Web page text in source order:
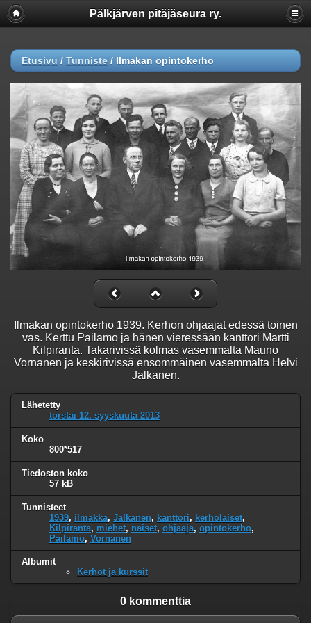
Pälkjärven pitäjäseura ry.
Etusivu / Tunniste / Ilmakan opintokerho
Ilmakan opintokerho 1939. Kerhon ohjaajat edessä toinen
vas. Kerttu Pailamo ja hänen vieressään kanttori Martti
Kilpiranta. Takarivissä kolmas vasemmalta Mauno
Vornanen ja keskirivissä ensommäinen vasemmalta Helvi
Jalkanen.
Lähetetty
torstai 12. syyskuuta 2013
Koko
800*517
Tiedoston koko
57 kB
Tunnisteet
1939, ilmakka, Jalkanen, kanttori, kerholaiset,
Kilpiranta, miehet, naiset, ohjaaja, opintokerho,
Pailamo, Vornanen
Albumit
Kerhot ja kurssit
0 kommenttia